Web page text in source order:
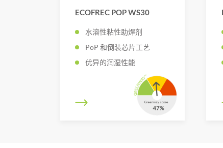
ECOFREC POP WS30
水溶性粘性助焊剂
PoP 和倒装芯片工艺
优异的润湿性能